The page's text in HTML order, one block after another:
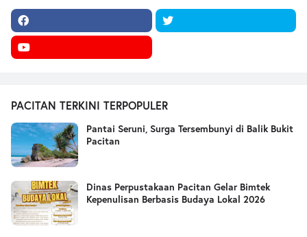
PACITAN TERKINI TERPOPULER
Pantai Seruni, Surga Tersembunyi di Balik Bukit
Pacitan
Dinas Perpustakaan Pacitan Gelar Bimtek
Kepenulisan Berbasis Budaya Lokal 2026